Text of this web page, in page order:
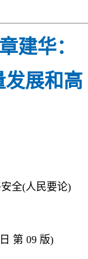
建华：
发展和高
全(人民要论)
第 09 版)